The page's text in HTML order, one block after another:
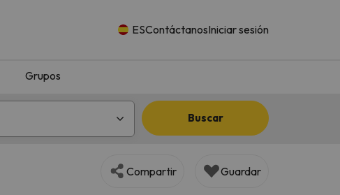
ESContáctanosIniciar sesión
Grupos
Buscar
Compartir Guardar